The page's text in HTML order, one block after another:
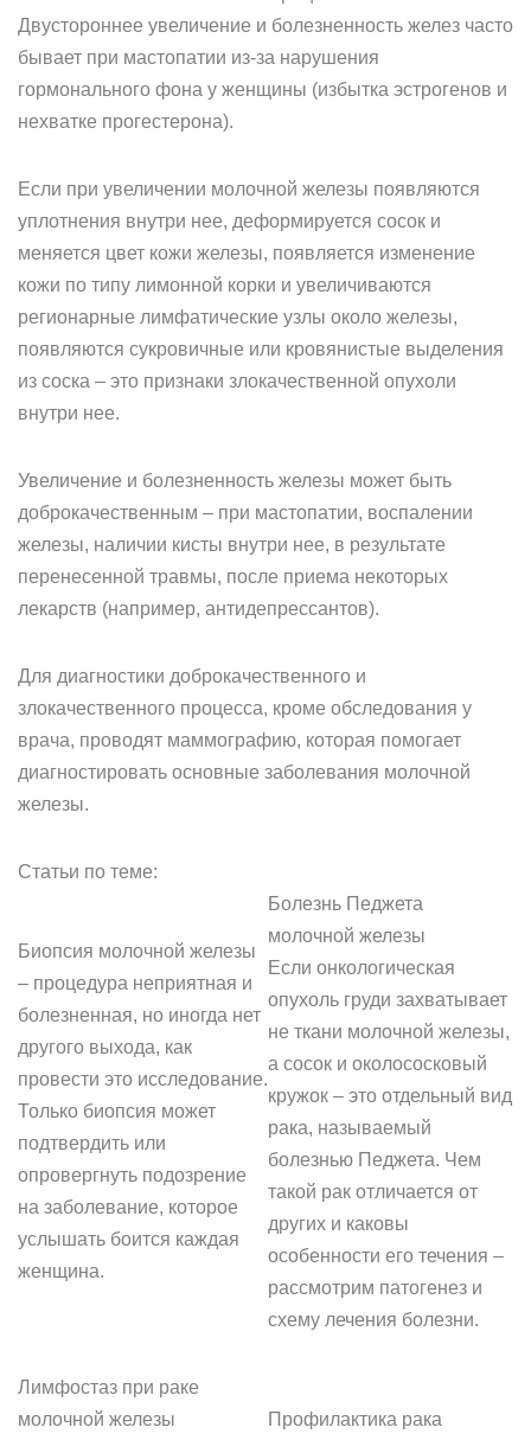
Двустороннее увеличение и болезненность желез часто
бывает при мастопатии из-за нарушения
гормонального фона у женщины (избытка эстрогенов и
нехватке прогестерона).
Если при увеличении молочной железы появляются
уплотнения внутри нее, деформируется сосок и
меняется цвет кожи железы, появляется изменение
кожи по типу лимонной корки и увеличиваются
регионарные лимфатические узлы около железы,
появляются сукровичные или кровянистые выделения
из соска – это признаки злокачественной опухоли
внутри нее.
Увеличение и болезненность железы может быть
доброкачественным – при мастопатии, воспалении
железы, наличии кисты внутри нее, в результате
перенесенной травмы, после приема некоторых
лекарств (например, антидепрессантов).
Для диагностики доброкачественного и
злокачественного процесса, кроме обследования у
врача, проводят маммографию, которая помогает
диагностировать основные заболевания молочной
железы.
Статьи по теме:
Биопсия молочной железы
– процедура неприятная и
болезненная, но иногда нет
другого выхода, как
провести это исследование.
Только биопсия может
подтвердить или
опровергнуть подозрение
на заболевание, которое
услышать боится каждая
женщина.
Болезнь Педжета
молочной железы
Если онкологическая
опухоль груди захватывает
не ткани молочной железы,
а сосок и околососковый
кружок – это отдельный вид
рака, называемый
болезнью Педжета. Чем
такой рак отличается от
других и каковы
особенности его течения –
рассмотрим патогенез и
схему лечения болезни.
Лимфостаз при раке
молочной железы
Профилактика рака